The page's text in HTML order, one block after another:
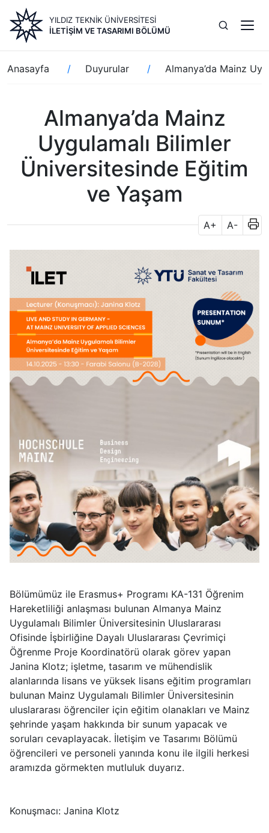
içeriğe
atla
YILDIZ TEKNİK ÜNİVERSİTESİ
İLETIŞIM VE TASARIMI BÖLÜMÜ
Sayfa
yolu
Anasayfa Duyurular Almanya’da Mainz
Almanya’da Mainz
Uygulamalı Bilimler
Üniversitesinde Eğitim
ve Yaşam
A+ A-
Bölümümüz ile Erasmus+ Programı KA-131 Öğrenim
Hareketliliği anlaşması bulunan Almanya Mainz
Uygulamalı Bilimler Üniversitesinin Uluslararası
Ofisinde İşbirliğine Dayalı Uluslararası Çevrimiçi
Öğrenme Proje Koordinatörü olarak görev yapan
Janina Klotz; işletme, tasarım ve mühendislik
alanlarında lisans ve yüksek lisans eğitim programları
bulunan Mainz Uygulamalı Bilimler Üniversitesinin
uluslararası öğrenciler için eğitim olanakları ve Mainz
şehrinde yaşam hakkında bir sunum yapacak ve
soruları cevaplayacak. İletişim ve Tasarımı Bölümü
öğrencileri ve personeli yanında konu ile ilgili herkesi
aramızda görmekten mutluluk duyarız.
Konuşmacı: Janina Klotz